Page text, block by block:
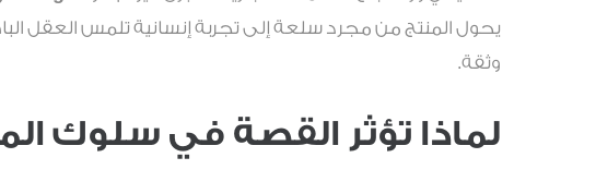
يحول المنتج من مجرد سلعة إلى تجربة إنسانية تلمس العقل
وثقة.
لماذا تؤثر القصة في سلوك